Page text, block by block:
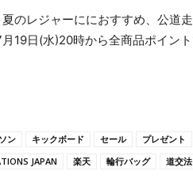
ン キックボード セール プレゼント
JAPAN
楽天 輪行バッグ 道交法